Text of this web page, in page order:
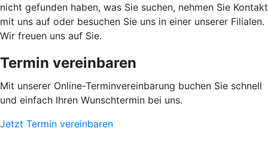
nicht gefunden haben, was Sie suchen, nehmen Sie Kontakt
mit uns auf oder besuchen Sie uns in einer unserer Filialen.
Wir freuen uns auf Sie.
Termin vereinbaren
Mit unserer Online-Terminvereinbarung buchen Sie schnell
und einfach Ihren Wunschtermin bei uns.
Jetzt Termin vereinbaren